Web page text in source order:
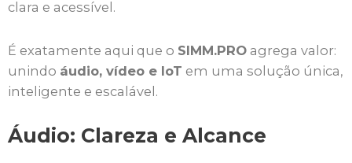
clara e acessível.
É exatamente aqui que o SIMM.PRO agrega valor:
unindo áudio, vídeo e IoT em uma solução única,
inteligente e escalável.
Áudio: Clareza e Alcance